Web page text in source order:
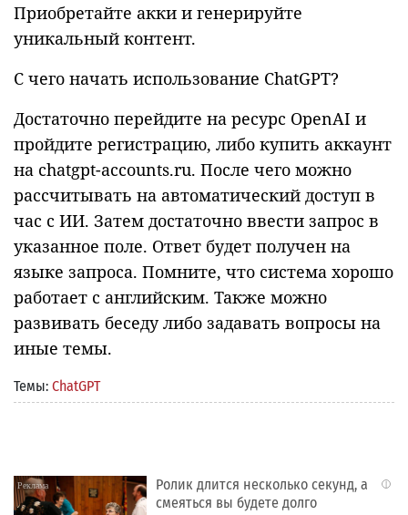
Приобретайте акки и генерируйте
уникальный контент.
С чего начать использование ChatGPT?
Достаточно перейдите на ресурс OpenAI и
пройдите регистрацию, либо купить аккаунт
на chatgpt-accounts.ru. После чего можно
рассчитывать на автоматический доступ в
час с ИИ. Затем достаточно ввести запрос в
указанное поле. Ответ будет получен на
языке запроса. Помните, что система хорошо
работает с английским. Также можно
развивать беседу либо задавать вопросы на
иные темы.
Темы: ChatGPT
i
Ролик длится несколько секунд, а
смеяться вы будете долго